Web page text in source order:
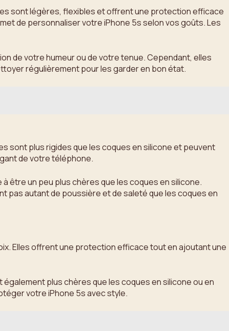
sont légères, flexibles et offrent une protection efficace
de personnaliser votre iPhone 5s selon vos goûts. Les
de votre humeur ou de votre tenue. Cependant, elles
régulièrement pour les garder en bon état.
sont plus rigides que les coques en silicone et peuvent
de votre téléphone.
être un peu plus chères que les coques en silicone.
pas autant de poussière et de saleté que les coques en
Elles offrent une protection efficace tout en ajoutant une
plus chères que les coques en silicone ou en
votre iPhone 5s avec style.